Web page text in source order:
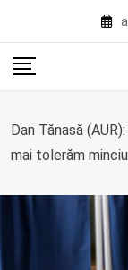
content
Dan Tănasă
mai tolerăm